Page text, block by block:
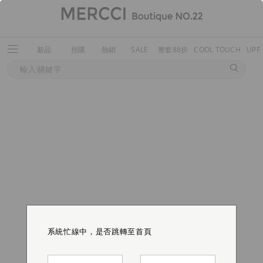
新品 預購 熱銷 SALE 整套88折 COOL TOUCH
系統忙線中，是否跳轉至首頁
系統忙線中，是否跳轉至首頁
系統忙線中，是否跳轉至首頁
系統忙線中，是否跳轉至首頁
系統忙線中，是否跳轉至首頁